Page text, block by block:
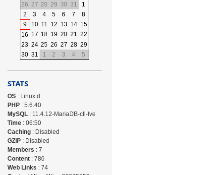
26 27 28 29 30 31
1
2
3 4 5 6 7
8
9
10 11 12 13 14 15
16 17 18 19 20 21 22
23 24 25 26 27 28 29
30 31 1 2 3 4 5
STATS
OS: Linux d
PHP: 5.6.40
MySQL: 11.4.12-MariaDB-cll-lve
Time: 06:50
Caching: Disabled
GZIP: Disabled
Members : 7
Content: 786
Web Links : 74